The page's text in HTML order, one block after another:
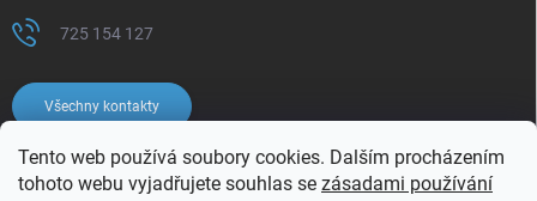
Tento web používá soubory cookies. Dalším procházením
tohoto webu vyjadřujete souhlas se zásadami používání
725 154 127
Všechny kontakty